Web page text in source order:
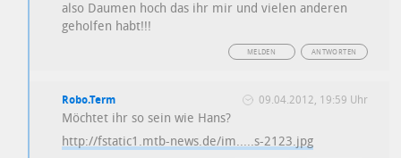
also Daumen hoch das ihr mir und vielen anderen
geholfen habt!!!
ANTWORTEN
MELDEN
Robo.Term 09.04.2012, 19:59 Uhr
Möchtet ihr so sein wie Hans?
http://fstatic1.mtb-news.de/im.....s-2123.jpg